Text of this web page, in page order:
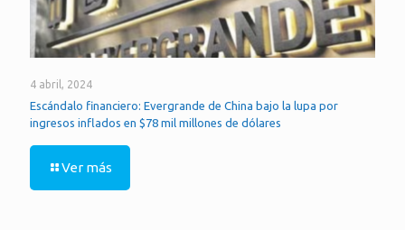
4 abril, 2024
Escándalo financiero: Evergrande de China bajo la lupa por
ingresos inflados en $78 mil millones de dólares
Ver más